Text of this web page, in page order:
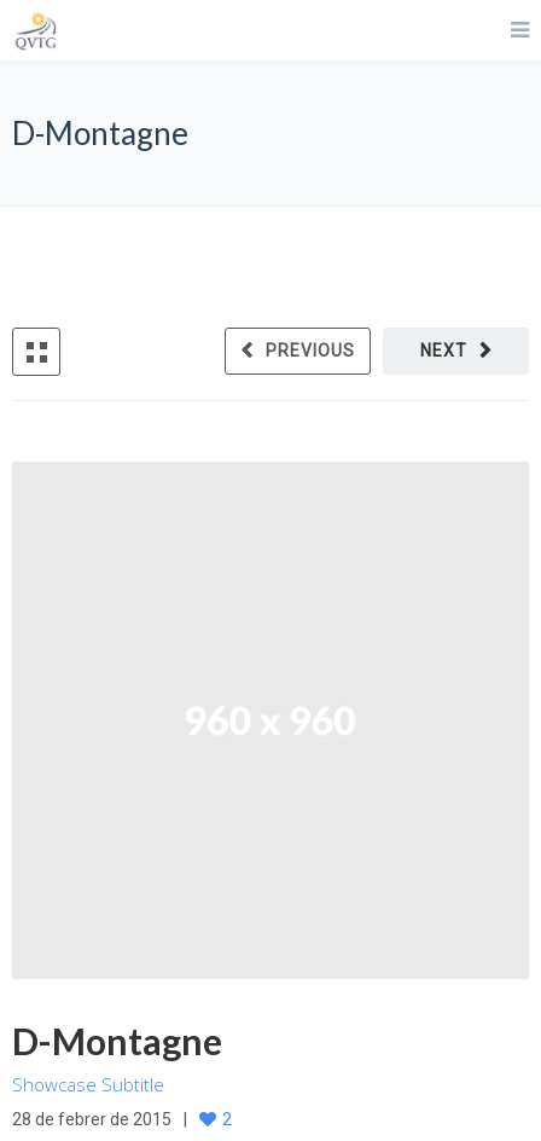
D-Montagne
NEXT
PREVIOUS
D-Montagne
Showcase Subtitle
28 de febrer de 2015 2